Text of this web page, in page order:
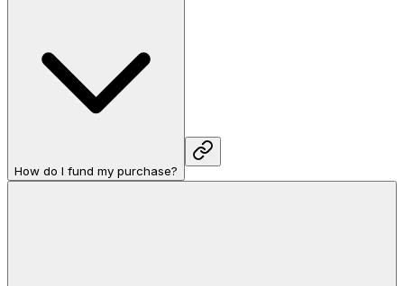
How do I fund my purchase?